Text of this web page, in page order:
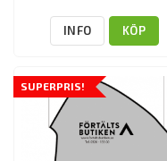
INFO KÖP
SUPERPRIS!